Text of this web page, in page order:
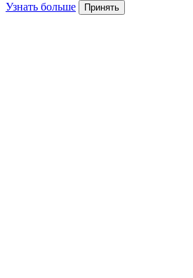
Узнать больше Принять